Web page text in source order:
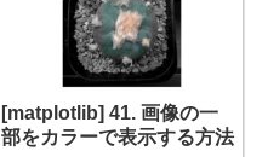
[matplotlib] 41. 画像の一
部をカラーで表示する方法